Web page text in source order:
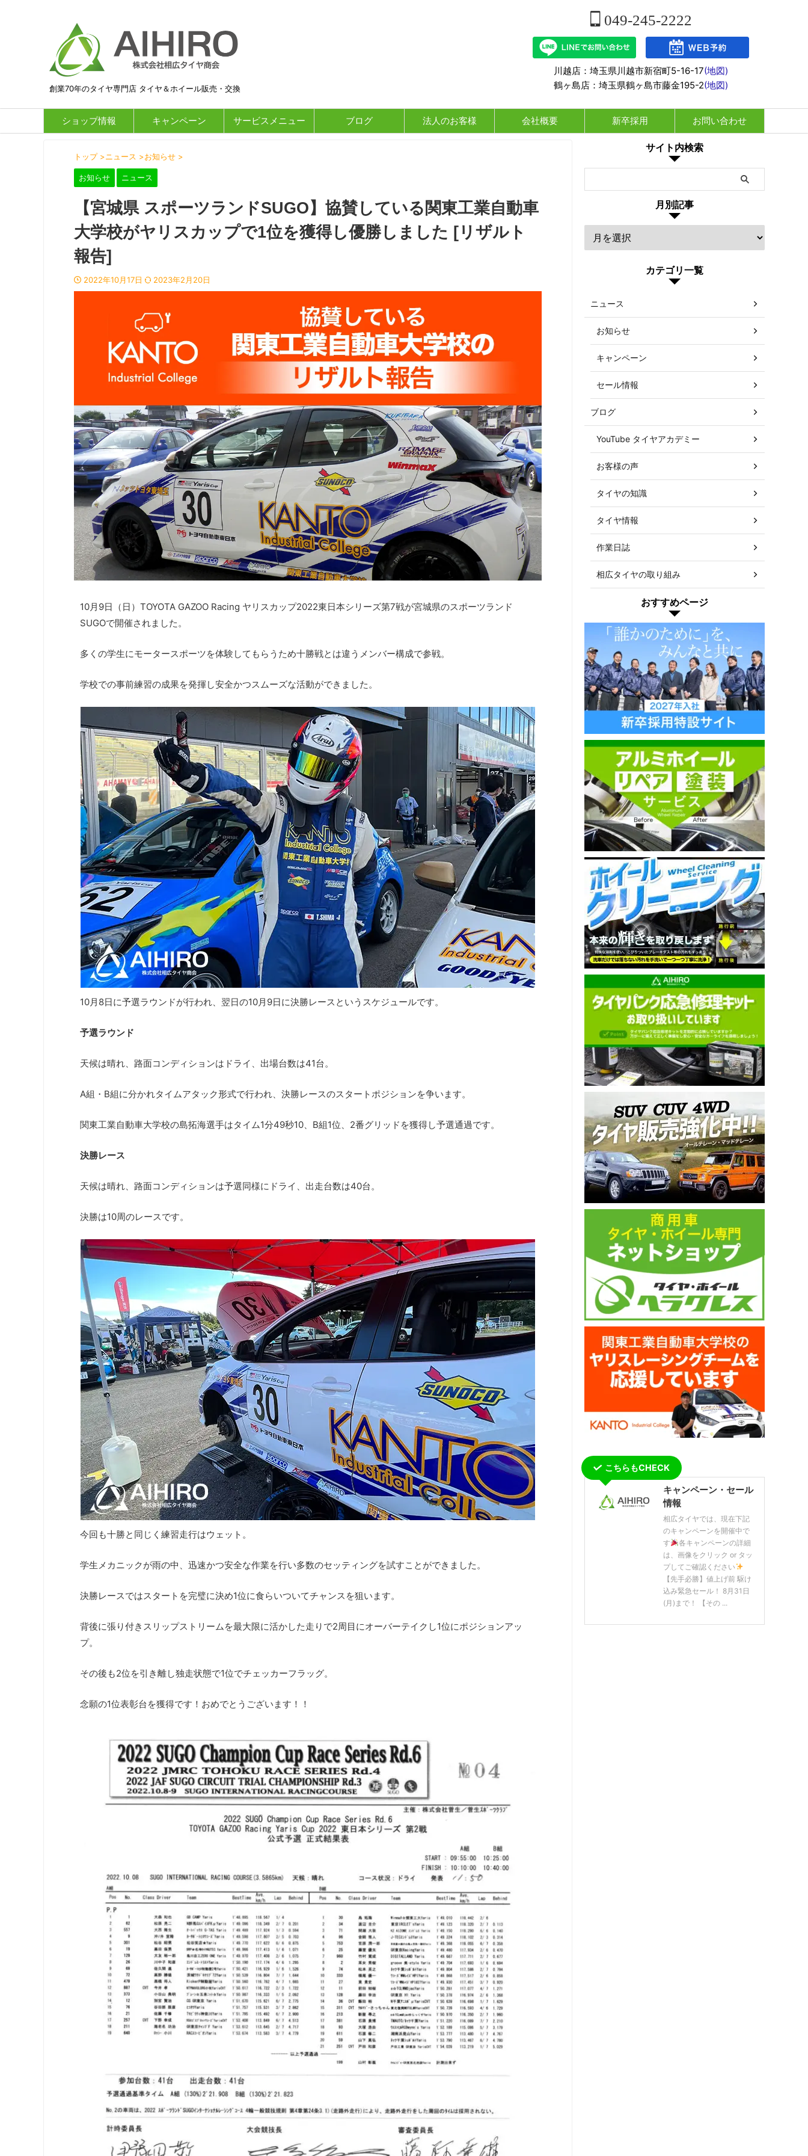
創業70年のタイヤ専門店 タイヤ＆ホイール販売・交換
049-245-2222
川越店：埼玉県川越市新宿町5-16-17(地図)
鶴ヶ島店：埼玉県鶴ヶ島市藤金195-2(地図)
ショップ情報 キャンペーン サービスメニュー ブログ 法人のお客様 会社概要 新卒採用 お問い合わせ
トップ >ニュース >お知らせ >
お知らせ ニュース
【宮城県 スポーツランドSUGO】協賛している関東工業自動車
大学校がヤリスカップで1位を獲得し優勝しました [リザルト
報告]
2022年10月17日 2023年2月20日
10月9日（日）TOYOTA GAZOO Racing ヤリスカップ2022東日本シリーズ第7戦が宮城県のスポーツランド
SUGOで開催されました。
多くの学生にモータースポーツを体験してもらうため十勝戦とは違うメンバー構成で参戦。
学校での事前練習の成果を発揮し安全かつスムーズな活動ができました。
10月8日に予選ラウンドが行われ、翌日の10月9日に決勝レースというスケジュールです。
予選ラウンド
天候は晴れ、路面コンディションはドライ、出場台数は41台。
A組・B組に分かれタイムアタック形式で行われ、決勝レースのスタートポジションを争います。
関東工業自動車大学校の島拓海選手はタイム1分49秒10、B組1位、2番グリッドを獲得し予選通過です。
決勝レース
天候は晴れ、路面コンディションは予選同様にドライ、出走台数は40台。
決勝は10周のレースです。
今回も十勝と同じく練習走行はウェット。
学生メカニックが雨の中、迅速かつ安全な作業を行い多数のセッティングを試すことができました。
決勝レースではスタートを完璧に決め1位に食らいついてチャンスを狙います。
背後に張り付きスリップストリームを最大限に活かした走りで2周目にオーバーテイクし1位にポジションアッ
プ。
その後も2位を引き離し独走状態で1位でチェッカーフラッグ。
念願の1位表彰台を獲得です！おめでとうございます！！
サイト内検索
月別記事
カテゴリ一覧
ニュース
お知らせ
キャンペーン
セール情報
ブログ
YouTube タイヤアカデミー
お客様の声
タイヤの知識
タイヤ情報
作業日誌
相広タイヤの取り組み
おすすめページ
こちらもCHECK
キャンペーン・セール
情報
相広タイヤでは、現在下記
のキャンペーンを開催中で
す
各キャンペーンの詳細
は、画像をクリック or タッ
プしてご確認ください
【先手必勝】値上げ前 駆け
込み緊急セール！ 8月31日
(月)まで！ 【その ...